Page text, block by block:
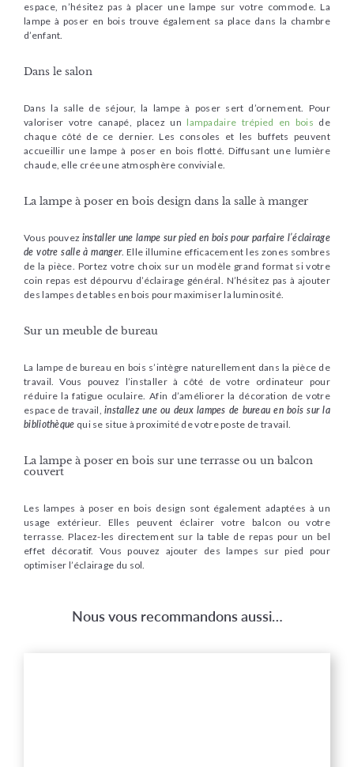
espace, n’hésitez pas à placer une lampe sur votre commode. La
lampe à poser en bois trouve également sa place dans la chambre
d’enfant.
Dans le salon
Dans la salle de séjour, la lampe à poser sert d’ornement. Pour
valoriser votre canapé, placez un lampadaire trépied en bois de
chaque côté de ce dernier. Les consoles et les buffets peuvent
accueillir une lampe à poser en bois flotté. Diffusant une lumière
chaude, elle crée une atmosphère conviviale.
La lampe à poser en bois design dans la salle à manger
Vous pouvez installer une lampe sur pied en bois pour parfaire l’éclairage
de votre salle à manger. Elle illumine efficacement les zones sombres
de la pièce. Portez votre choix sur un modèle grand format si votre
coin repas est dépourvu d’éclairage général. N’hésitez pas à ajouter
des lampes de tables en bois pour maximiser la luminosité.
Sur un meuble de bureau
La lampe de bureau en bois s’intègre naturellement dans la pièce de
travail. Vous pouvez l’installer à côté de votre ordinateur pour
réduire la fatigue oculaire. Afin d’améliorer la décoration de votre
espace de travail,installez une ou deux lampes de bureau en bois sur la
bibliothèque qui se situe à proximité de votre poste de travail.
La lampe à poser en bois sur une terrasse ou un balcon
couvert
Les lampes à poser en bois design sont également adaptées à un
usage extérieur. Elles peuvent éclairer votre balcon ou votre
terrasse. Placez-les directement sur la table de repas pour un bel
effet décoratif. Vous pouvez ajouter des lampes sur pied pour
optimiser l’éclairage du sol.
Nous vous recommandons aussi…